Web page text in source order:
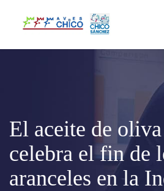
El aceite de
celebra el fin de
aranceles en la